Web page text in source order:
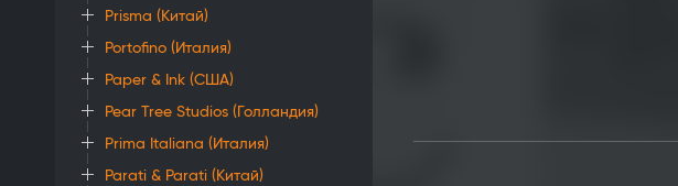
Prisma (Китай)
Portofino (Италия)
Paper & Ink (США)
Pear Tree Studios (Голландия)
Prima Italiana (Италия)
Parati & Parati (Китай)